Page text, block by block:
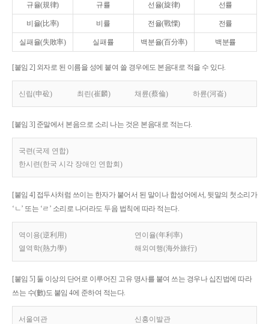
규율(規律) 규률 선율(旋律) 선률
비율(比率) 비률 전율(戰慄) 전률
실패율(失敗率) 실패률 백분율(百分率) 백분률
[붙임 2] 외자로 된 이름을 성에 붙여 쓸 경우에도 본음대로 적을 수 있다.
신립(申砬) 최린(崔麟) 채륜(蔡倫) 하륜(河崙)
[붙임 3] 준말에서 본음으로 소리 나는 것은 본음대로 적는다.
국련(국제 연합)
한시련(한국 시각 장애인 연합회)
[붙임 4] 접두사처럼 쓰이는 한자가 붙어서 된 말이나 합성어에서, 뒷말의 첫소리가
‘ㄴ’ 또는 ‘ㄹ’ 소리로 나더라도 두음 법칙에 따라 적는다.
역이용(逆利用)
연이율(年利率)
열역학(熱力學)
해외여행(海外旅行)
[붙임 5] 둘 이상의 단어로 이루어진 고유 명사를 붙여 쓰는 경우나 십진법에 따라
쓰는 수(數)도 붙임 4에 준하여 적는다.
서울여관 신흥이발관